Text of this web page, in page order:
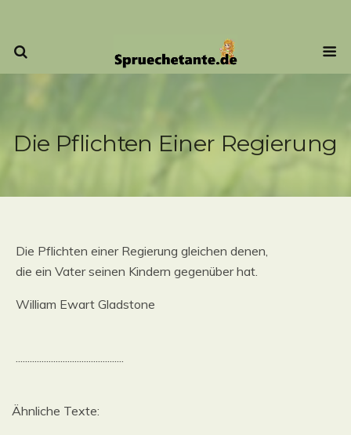
Die Pflichten Einer Regierung
Die Pflichten einer Regierung gleichen denen,
die ein Vater seinen Kindern gegenüber hat.
William Ewart Gladstone
..............................................
Ähnliche Texte: